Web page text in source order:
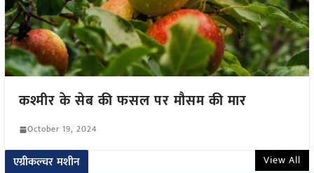
कश्मीर के सेब की फसल पर मौसम की मार
October 19, 2024
एग्रीकल्चर मशीन View All